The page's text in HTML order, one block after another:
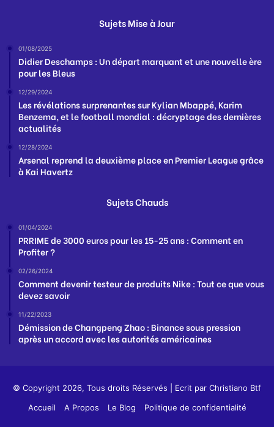
Sujets Mise à Jour
01/08/2025
Didier Deschamps : Un départ marquant et une nouvelle ère
pour les Bleus
12/29/2024
Les révélations surprenantes sur Kylian Mbappé, Karim
Benzema, et le football mondial : décryptage des dernières
actualités
12/28/2024
Arsenal reprend la deuxième place en Premier League grâce
à Kai Havertz
Sujets Chauds
01/04/2024
PRRIME de 3000 euros pour les 15-25 ans : Comment en
Profiter ?
02/26/2024
Comment devenir testeur de produits Nike : Tout ce que vous
devez savoir
11/22/2023
Démission de Changpeng Zhao : Binance sous pression
après un accord avec les autorités américaines
© Copyright 2026, Tous droits Réservés | Ecrit par Christiano Btf
Accueil
A Propos Le Blog Politique de confidentialité